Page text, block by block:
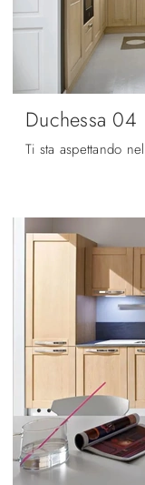
Duchessa 04
Ti sta aspettando